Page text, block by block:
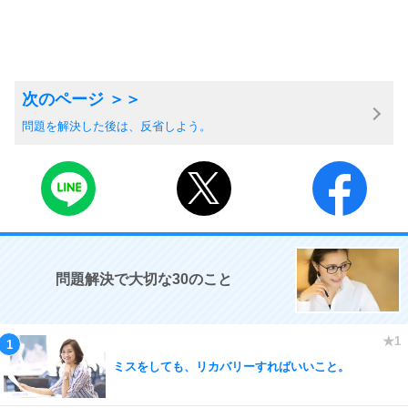
問題を解決した後は、反省しよう。
問題解決で大切な30のこと
ミスをしても、リカバリーすればいいこと。